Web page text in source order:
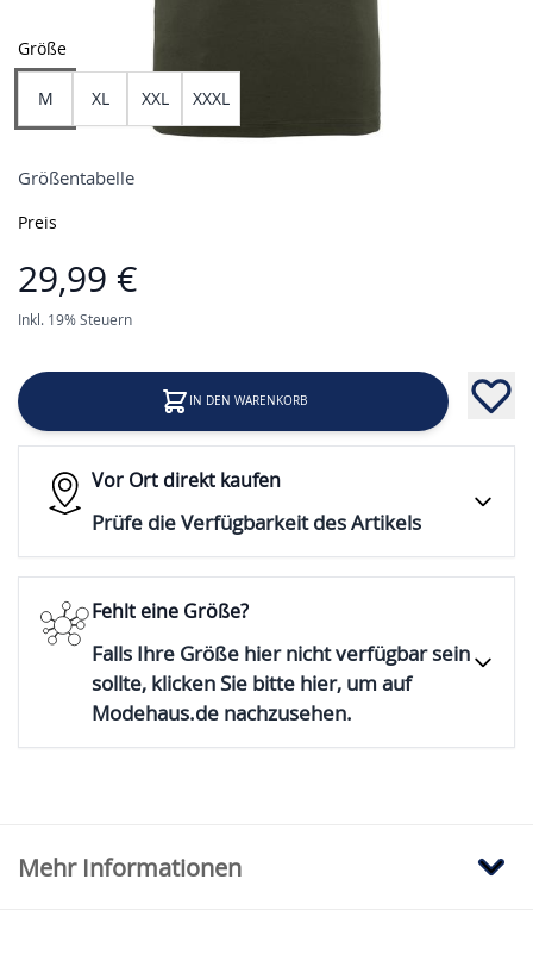
Größe
M XL XXL XXXL
Größentabelle
Preis
29,99 €
Inkl. 19% Steuern
IN DEN WARENKORB
Vor Ort direkt kaufen
Prüfe die Verfügbarkeit des Artikels
Fehlt eine Größe?
Falls Ihre Größe hier nicht verfügbar sein
sollte, klicken Sie bitte hier, um auf
Modehaus.de nachzusehen.
Mehr Informationen